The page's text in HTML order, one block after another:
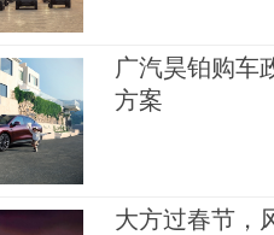
广汽昊铂购车
方案
大方过春节，